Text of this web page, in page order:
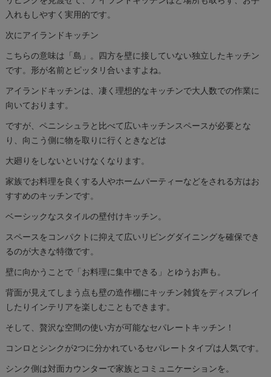
入れもしやすく実用的です。
次にアイランドキッチン
こちらの意味は「島」。四方を壁に接していない独立したキッチン
です。形が名前とピッタリ合いますよね。
アイランドキッチンは、凄く理想的なキッチンで大人数での作業に
向いております。
ですが、ペニンシュラと比べて広いキッチンスペースが必要とな
り、向こう側に物を取りに行くときなどは
大廻りをしないといけなくなります。
家族でお料理を良くする人やホームパーティーなどをされる方はお
すすめのキッチンです。
ベーシックなスタイルの壁付けキッチン。
スペースをコンパクトに抑えて広いリビングダイニングを確保でき
るのが大きな特徴です。
壁に向かうことで「お料理に集中できる」とゆうお声も。
背面が見えてしまう点も壁の造作棚にキッチン雑貨をディスプレイ
したりインテリアを楽しむこともできます。
そして、贅沢な空間の使い方が可能なセパレートキッチン！
コンロとシンクが2つに分かれているセパレートタイプは人気です。
シンク側は対面カウンターで家族とコミュニケーションを。